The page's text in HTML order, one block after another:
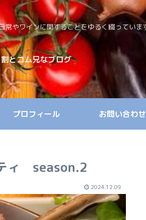
常やワインに関することをゆるく綴っていま
割とコム兄なブログ
プロフィール お問い合わせ
ィ season.2
2024.12.09